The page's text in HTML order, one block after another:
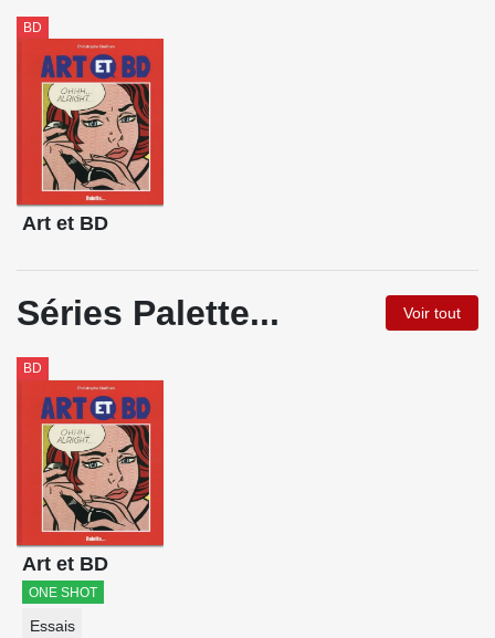
et à la découverte de 5 000 ans d’histoire de l’art, aux
rencontres avec les œuvres et les artistes, au plaisir et à la
curiosité…
Nous remercions nos lecteurs, les libraires, le corps
enseignant ainsi que les bibliothèques pour leur
confiance. Grâce à eux, Palette a acquis une solide
nécessaire pour élaborer de nouveaux ouvrages.
BD
Art et BD
Séries Palette... Voir tout
BD
Art et BD
ONE SHOT
Essais